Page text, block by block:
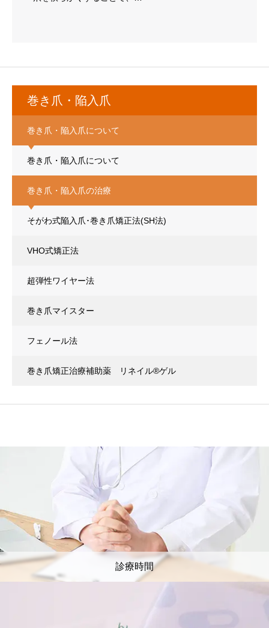
巻き爪・陥入爪
巻き爪・陥入爪について
巻き爪・陥入爪について
巻き爪・陥入爪の治療
そがわ式陥入爪･巻き爪矯正法(SH法)
VHO式矯正法
超弾性ワイヤー法
巻き爪マイスター
フェノール法
巻き爪矯正治療補助薬 リネイル®ゲル
診療時間